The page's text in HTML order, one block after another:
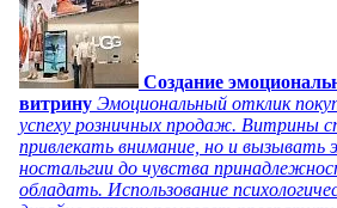
Создание
витрину Эмоциональный отклик
успеху розничных продаж. Витрины
привлекать внимание, но и вызывать
ностальгии до чувства
обладать. Использование